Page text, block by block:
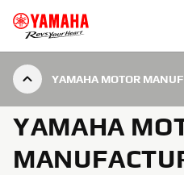
YAMAHA MOTOR
YAMAHA